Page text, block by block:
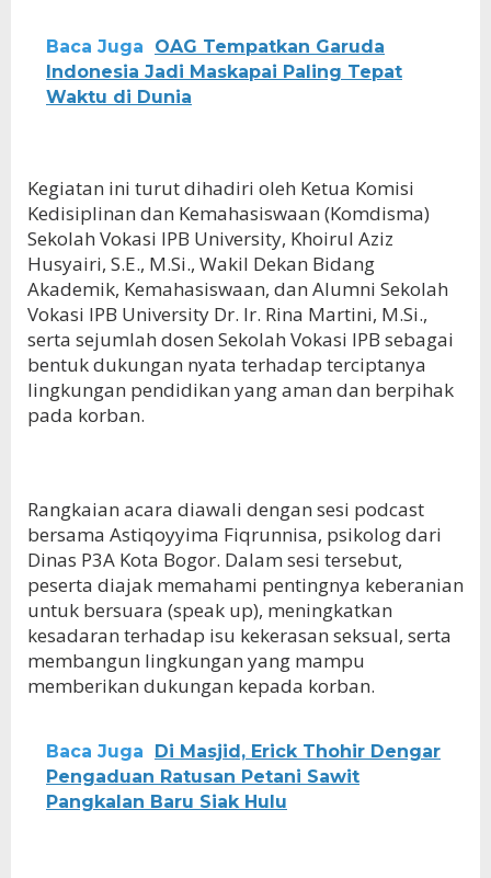
Baca Juga
OAG Tempatkan Garuda
Indonesia Jadi Maskapai Paling Tepat
Waktu di Dunia
Kegiatan ini turut dihadiri oleh Ketua Komisi
Kedisiplinan dan Kemahasiswaan (Komdisma)
Sekolah Vokasi IPB University, Khoirul Aziz
Husyairi, S.E., M.Si., Wakil Dekan Bidang
Akademik, Kemahasiswaan, dan Alumni Sekolah
Vokasi IPB University Dr. Ir. Rina Martini, M.Si.,
serta sejumlah dosen Sekolah Vokasi IPB sebagai
bentuk dukungan nyata terhadap terciptanya
lingkungan pendidikan yang aman dan berpihak
pada korban.
Rangkaian acara diawali dengan sesi podcast
bersama Astiqoyyima Fiqrunnisa, psikolog dari
Dinas P3A Kota Bogor. Dalam sesi tersebut,
peserta diajak memahami pentingnya keberanian
untuk bersuara (speak up), meningkatkan
kesadaran terhadap isu kekerasan seksual, serta
membangun lingkungan yang mampu
memberikan dukungan kepada korban.
Baca Juga
Di Masjid, Erick Thohir Dengar
Pengaduan Ratusan Petani Sawit
Pangkalan Baru Siak Hulu